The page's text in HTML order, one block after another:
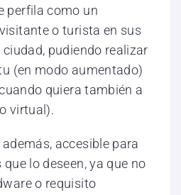
perfila como un
o turista en sus
pudiendo realizar
(en modo aumentado)
quiera también a
virtual).
accesible para
lo deseen, ya que no
o requisito